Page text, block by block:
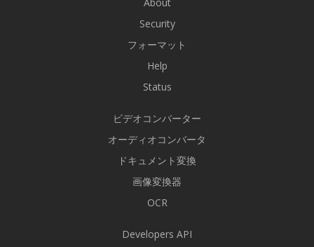
Security
フォーマット
Help
Status
ビデオコンバーター
オーディオコンバータ
ドキュメント変換
画像変換器
OCR
Developers API